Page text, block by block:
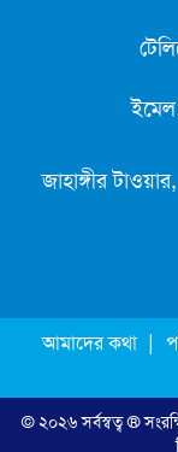
জাহাঙ্গীর
আমাদের কথা |
© ২০২৬ সর্বস্বত্ব ®